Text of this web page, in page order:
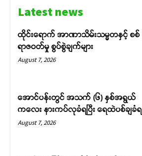
Latest news
ထိုင်းရောက် အာဏာသိမ်းသမ္မတနှင့် စစ်
ရာဇဝတ်မှု စွပ်စွဲချက်များ
August 7, 2026
အောင်ပန်းတွင် အသက် (၆) နှစ်အရွယ်
ကလေး နားကပ်လုခံရပြီး ရေထဲပစ်ချခံရ
August 7, 2026